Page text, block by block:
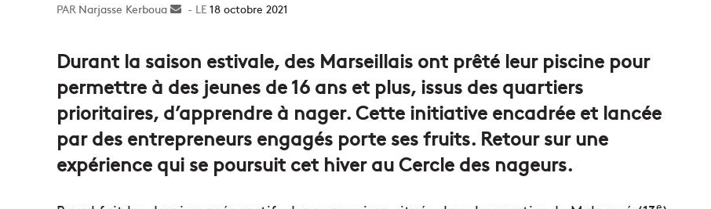
Narjasse Kerboua
Envoyer18 octobre 2021
Durant la saison estivale, des Marseillais ont prêté leur piscine pour
permettre à des jeunes de 16 ans et plus, issus des quartiers
prioritaires, d’apprendre à nager.Cette initiative encadrée et lancée
par des entrepreneurs engagés porte ses fruits. Retour sur une
expérience qui se poursuit cet hiver au Cercle des nageurs.